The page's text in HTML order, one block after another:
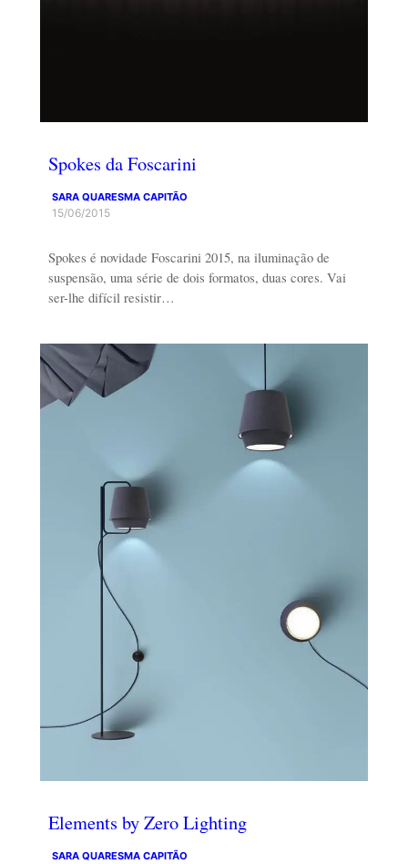
Spokes da Foscarini
SARA QUARESMA CAPITÃO
15/06/2015
Spokes é novidade Foscarini 2015, na iluminação de
suspensão, uma série de dois formatos, duas cores. Vai
ser-lhe difícil resistir…
Elements by Zero Lighting
SARA QUARESMA CAPITÃO